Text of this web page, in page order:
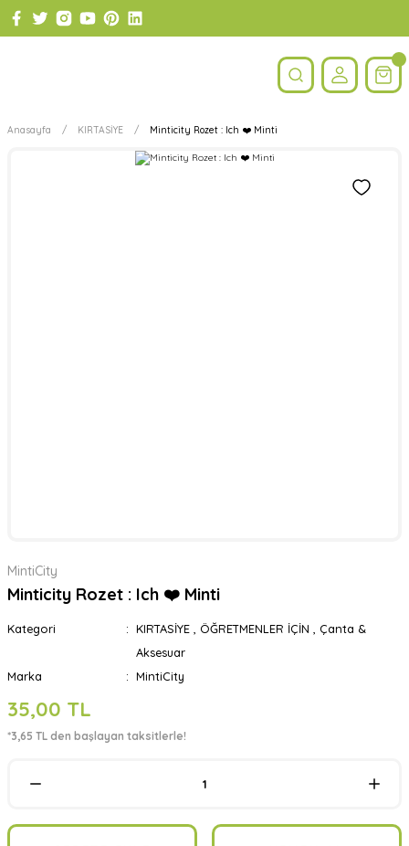
Anasayfa KIRTASİYE Minticity Rozet : Ich ❤️ Minti
MintiCity
Minticity Rozet : Ich ❤️ Minti
Kategori KIRTASİYE ÖĞRETMENLER İÇİN
Çanta &
Aksesuar
Marka
MintiCity
35,00 TL
*3,65 TL den başlayan taksitlerle!